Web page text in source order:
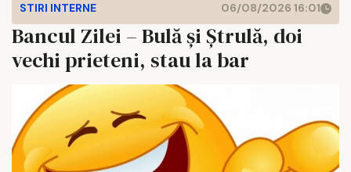
STIRI INTERNE 06/08/2026 16:01
Bancul Zilei – Bulă și Ștrulă, doi
vechi prieteni, stau la bar